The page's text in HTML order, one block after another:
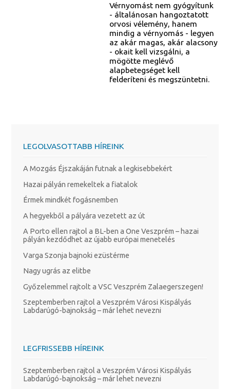
Vérnyomást nem gyógyítunk
- általánosan hangoztatott
orvosi vélemény, hanem
mindig a vérnyomás - legyen
az akár magas, akár alacsony
- okait kell vizsgálni, a
mögötte meglévő
alapbetegséget kell
felderíteni és megszüntetni.
LEGOLVASOTTABB HÍREINK
A Mozgás Éjszakáján futnak a legkisebbekért
Hazai pályán remekeltek a fiatalok
Érmek mindkét fogásnemben
A hegyekből a pályára vezetett az út
A Porto ellen rajtol a BL-ben a One Veszprém – hazai
pályán kezdődhet az újabb európai menetelés
Varga Szonja bajnoki ezüstérme
Nagy ugrás az elitbe
Győzelemmel rajtolt a VSC Veszprém Zalaegerszegen!
Szeptemberben rajtol a Veszprém Városi Kispályás
Labdarúgó-bajnokság – már lehet nevezni
LEGFRISSEBB HÍREINK
Szeptemberben rajtol a Veszprém Városi Kispályás
Labdarúgó-bajnokság – már lehet nevezni